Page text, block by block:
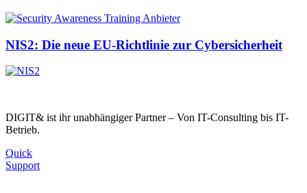
NIS2: Die neue EU-Richtlinie zur Cybersicherheit
DIGIT& ist ihr unabhängiger Partner – Von IT-Consulting bis IT-
Betrieb.
Quick
Support